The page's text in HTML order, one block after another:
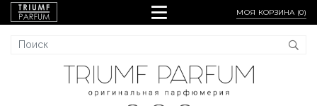
МОЯ КОРЗИНА (0)